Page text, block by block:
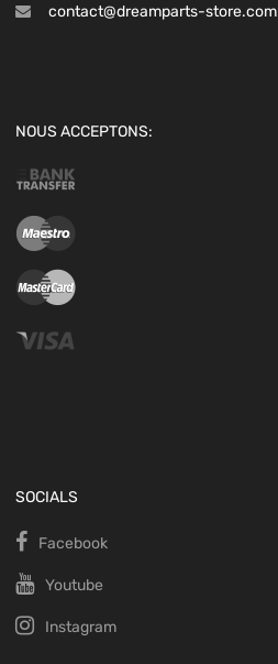
contact@dreamparts-store.com
NOUS ACCEPTONS:
SOCIALS
Facebook
Youtube
Instagram